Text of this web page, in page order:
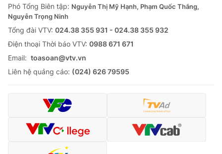
Phó Tổng Biên tập: Nguyễn Thị Mỹ Hạnh, Phạm Quốc Thắng,
Nguyễn Trọng Ninh
Tổng đài VTV: 024.38 355 931 - 024.38 355 932
Ðiện thoại Thời báo VTV: 0988 671 671
Email: toasoan@vtv.vn
Liên hệ quảng cáo: (024) 626 79595